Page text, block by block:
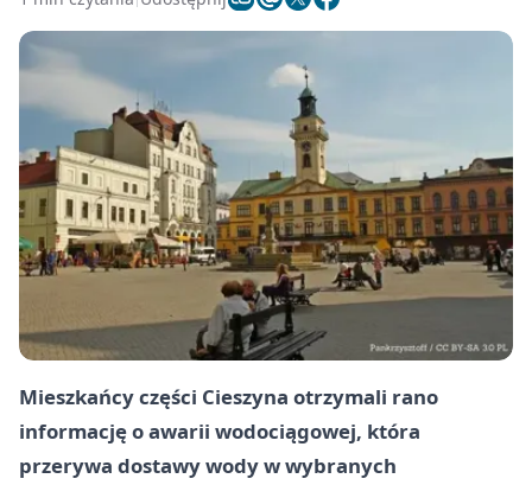
Mieszkańcy części Cieszyna otrzymali rano
informację o awarii wodociągowej, która
przerywa dostawy wody w wybranych